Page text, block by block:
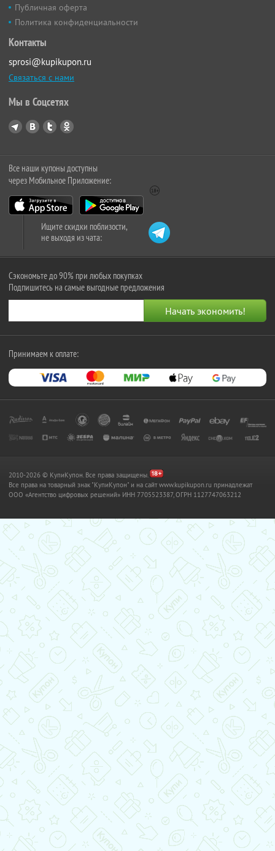
Публичная оферта
Политика конфиденциальности
Контакты
sprosi@kupikupon.ru
Связаться с нами
Мы в Соцсетях
Все наши купоны доступны
через Мобильное Приложение:
Ищите скидки поблизости,
не выходя из чата:
Сэкономьте до 90% при любых покупках
Подпишитесь на самые выгодные предложения
Принимаем к оплате:
2010-2026 © КупиКупон. Все права защищены.
Все права на товарный знак "КупиКупон" и на сайт www.kupikupon.ru принадлежат
OOO «Агентство цифровых решений» ИНН 7705523387, ОГРН 1127747063212